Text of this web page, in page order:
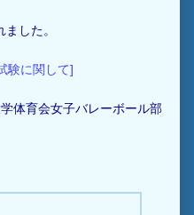
した。
験に関して]
体育会女子バレーボール部